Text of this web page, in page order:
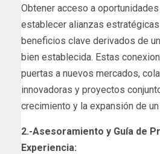
Obtener acceso a
establecer alianzas
beneficios clave derivados de
bien establecida. Estas
puertas a nuevos mercados,
innovadoras y proyectos
crecimiento y la expansión de
2.-Asesoramiento y Guía de
Experiencia: